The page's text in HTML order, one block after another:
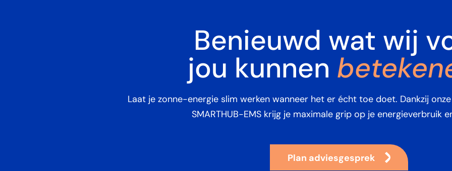
Benieuwd wat wij
jou kunnen
Laat je zonne-energie slim werken wanneer het er écht toe doet. Dankzij
SMARTHUB-EMS krijg je maximale grip op je energieverbruik
Plan adviesgesprek